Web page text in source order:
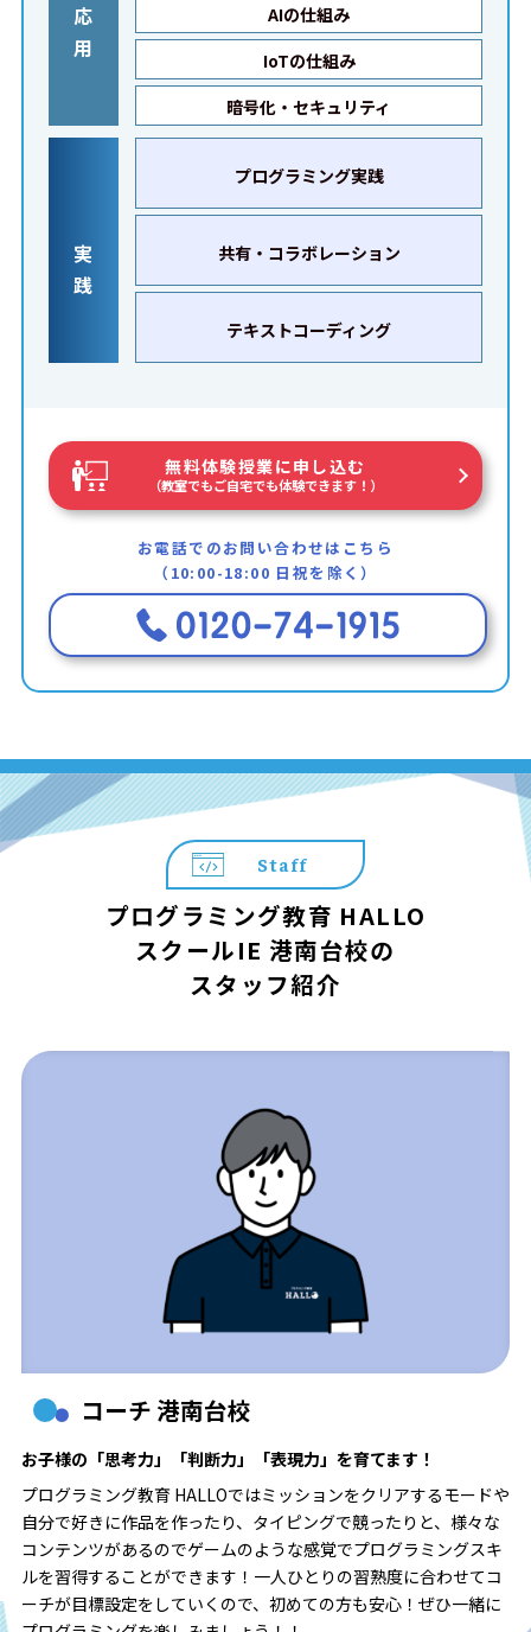
応
用
AIの仕組み
IoTの仕組み
暗号化・セキュリティ
実
践
プログラミング実践
共有・コラボレーション
テキストコーディング
無料体験授業に申し込む
（教室でもご自宅でも体験できます！）
お電話でのお問い合わせはこちら
（10:00-18:00 日祝を除く）
Staff
プログラミング教育 HALLO
スクールIE 港南台校の
スタッフ紹介
コーチ 港南台校
お子様の「思考力」「判断力」「表現力」を育てます！
プログラミング教育 HALLOではミッションをクリアするモードや
自分で好きに作品を作ったり、タイピングで競ったりと、様々な
コンテンツがあるのでゲームのような感覚でプログラミングスキ
ルを習得することができます！一人ひとりの習熟度に合わせてコ
ーチが目標設定をしていくので、初めての方も安心！ぜひ一緒に